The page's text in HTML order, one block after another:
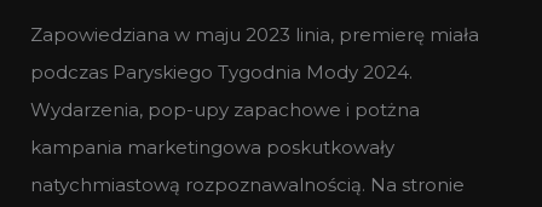
Zapowiedziana w maju 2023 linia, premierę miała
podczas Paryskiego Tygodnia Mody 2024.
Wydarzenia, pop-upy zapachowe i potżna
kampania marketingowa poskutkowały
natychmiastową rozpoznawalnością. Na stronie